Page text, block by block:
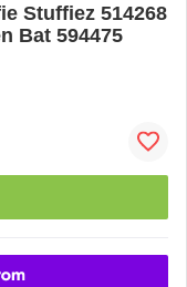
Stuffiez 514268
Bat 594475